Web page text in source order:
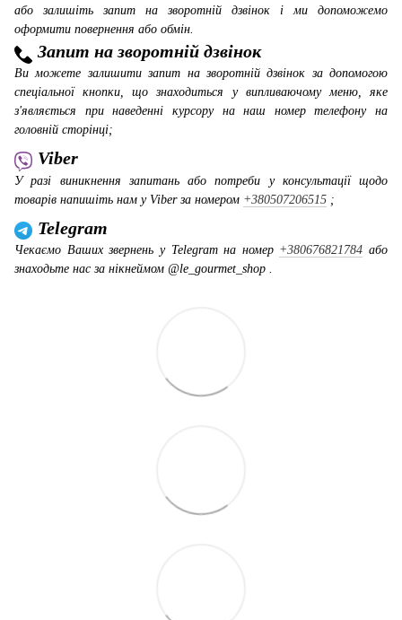
або залишіть запит на зворотній дзвінок і ми допоможемо
оформити повернення або обмін.
Запит на зворотній дзвінок
Ви можете залишити запит на зворотній дзвінок за допомогою
спеціальної кнопки, що знаходиться у випливаючому меню, яке
з'являється при наведенні курсору на наш номер телефону на
головній сторінці;
Viber
У разі виникнення запитань або потреби у консультації щодо
товарів напишіть нам у Viber за номером +380507206515 ;
Telegram
Чекаємо Ваших звернень у Telegram на номер +380676821784 або
знаходьте нас за нікнеймом @le_gourmet_shop .